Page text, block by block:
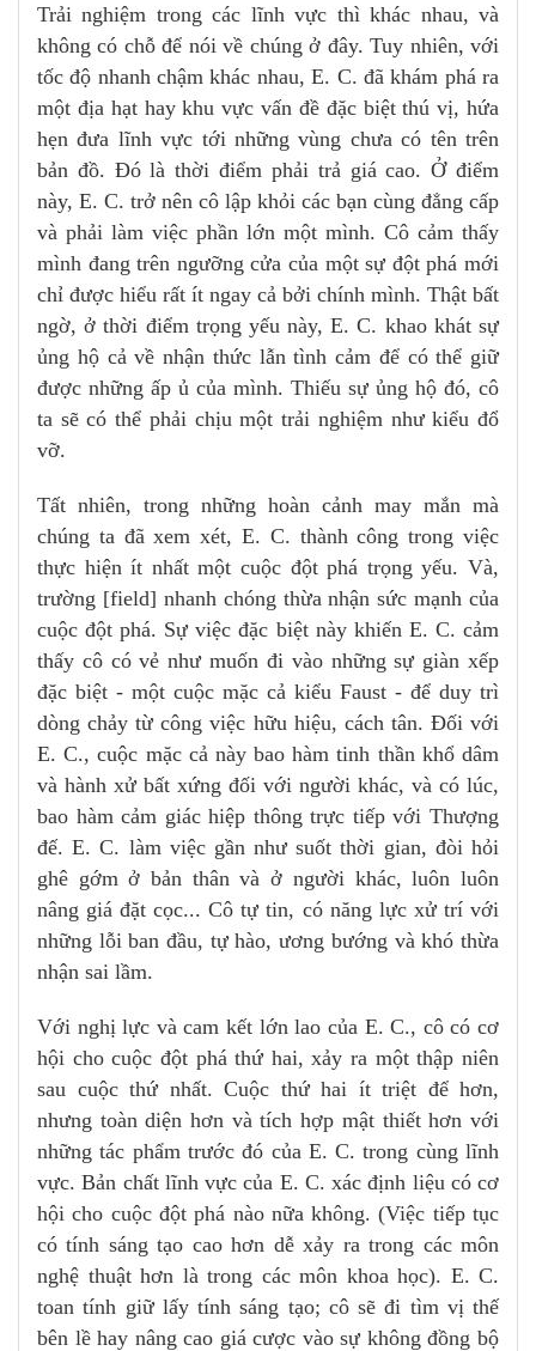
Trải nghiệm trong các lĩnh vực thì khác nhau, và
không có chỗ để nói về chúng ở đây. Tuy nhiên, với
tốc độ nhanh chậm khác nhau, E. C. đã khám phá ra
một địa hạt hay khu vực vấn đề đặc biệt thú vị, hứa
hẹn đưa lĩnh vực tới những vùng chưa có tên trên
bản đồ. Đó là thời điểm phải trả giá cao. Ở điểm
này, E. C. trở nên cô lập khỏi các bạn cùng đẳng cấp
và phải làm việc phần lớn một mình. Cô cảm thấy
mình đang trên ngưỡng cửa của một sự đột phá mới
chỉ được hiểu rất ít ngay cả bởi chính mình. Thật bất
ngờ, ở thời điểm trọng yếu này, E. C. khao khát sự
ủng hộ cả về nhận thức lẫn tình cảm để có thể giữ
được những ấp ủ của mình. Thiếu sự ủng hộ đó, cô
ta sẽ có thể phải chịu một trải nghiệm như kiểu đổ
vỡ.
Tất nhiên, trong những hoàn cảnh may mắn mà
chúng ta đã xem xét, E. C. thành công trong việc
thực hiện ít nhất một cuộc đột phá trọng yếu. Và,
trường [field] nhanh chóng thừa nhận sức mạnh của
cuộc đột phá. Sự việc đặc biệt này khiến E. C. cảm
thấy cô có vẻ như muốn đi vào những sự giàn xếp
đặc biệt - một cuộc mặc cả kiểu Faust - để duy trì
dòng chảy từ công việc hữu hiệu, cách tân. Đối với
E. C., cuộc mặc cả này bao hàm tinh thần khổ dâm
và hành xử bất xứng đối với người khác, và có lúc,
bao hàm cảm giác hiệp thông trực tiếp với Thượng
đế. E. C. làm việc gần như suốt thời gian, đòi hỏi
ghê gớm ở bản thân và ở người khác, luôn luôn
nâng giá đặt cọc... Cô tự tin, có năng lực xử trí với
những lỗi ban đầu, tự hào, ương bướng và khó thừa
nhận sai lầm.
Với nghị lực và cam kết lớn lao của E. C., cô có cơ
hội cho cuộc đột phá thứ hai, xảy ra một thập niên
sau cuộc thứ nhất. Cuộc thứ hai ít triệt để hơn,
nhưng toàn diện hơn và tích hợp mật thiết hơn với
những tác phẩm trước đó của E. C. trong cùng lĩnh
vực. Bản chất lĩnh vực của E. C. xác định liệu có cơ
hội cho cuộc đột phá nào nữa không. (Việc tiếp tục
có tính sáng tạo cao hơn dễ xảy ra trong các môn
nghệ thuật hơn là trong các môn khoa học). E. C.
toan tính giữ lấy tính sáng tạo; cô sẽ đi tìm vị thế
bên lề hay nâng cao giá cược vào sự không đồng bộ